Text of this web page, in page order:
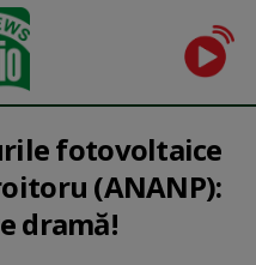
fotovoltaice
(ANANP):
dramă!